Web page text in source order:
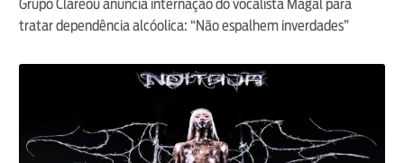
Grupo Clareou anuncia internação do vocalista Magal para
tratar dependência alcóolica: “Não espalhem inverdades”